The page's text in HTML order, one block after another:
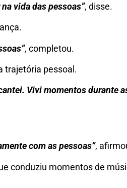
vida das pessoas”, disse.
, completou.
trajetória pessoal.
Vivi momentos durante
com as pessoas”,
conduziu momentos de